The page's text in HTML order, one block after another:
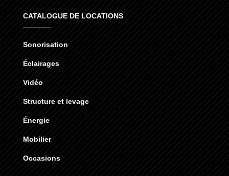
CATALOGUE DE LOCATIONS
Sonorisation
Éclairages
Vidéo
Structure et levage
Énergie
Mobilier
Occasions